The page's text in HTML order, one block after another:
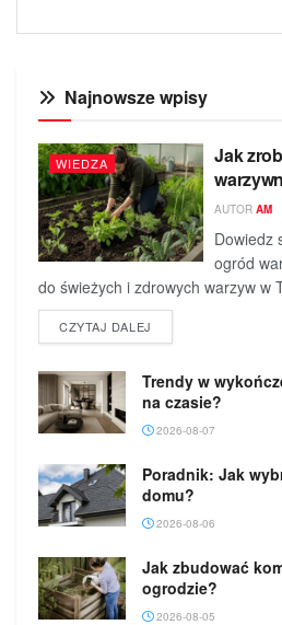
Najnowsze wpisy
WIEDZA
Jak
AUTOR AM
Dowiedz
ogród
do świeżych i zdrowych warzyw w
CZYTAJ DALEJ
Trendy w
na czasie?
2026-08-07
Poradnik: Jak
domu?
2026-08-06
Jak zbudować
ogrodzie?
2026-08-05